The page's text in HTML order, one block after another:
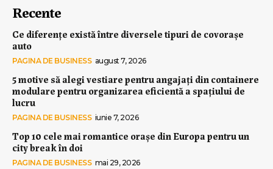
Recente
Ce diferențe există între diversele tipuri de covorașe
auto
PAGINA DE BUSINESS august 7, 2026
5 motive să alegi vestiare pentru angajați din containere
modulare pentru organizarea eficientă a spațiului de
lucru
PAGINA DE BUSINESS iunie 7, 2026
Top 10 cele mai romantice orașe din Europa pentru un
city break în doi
PAGINA DE BUSINESS mai 29, 2026